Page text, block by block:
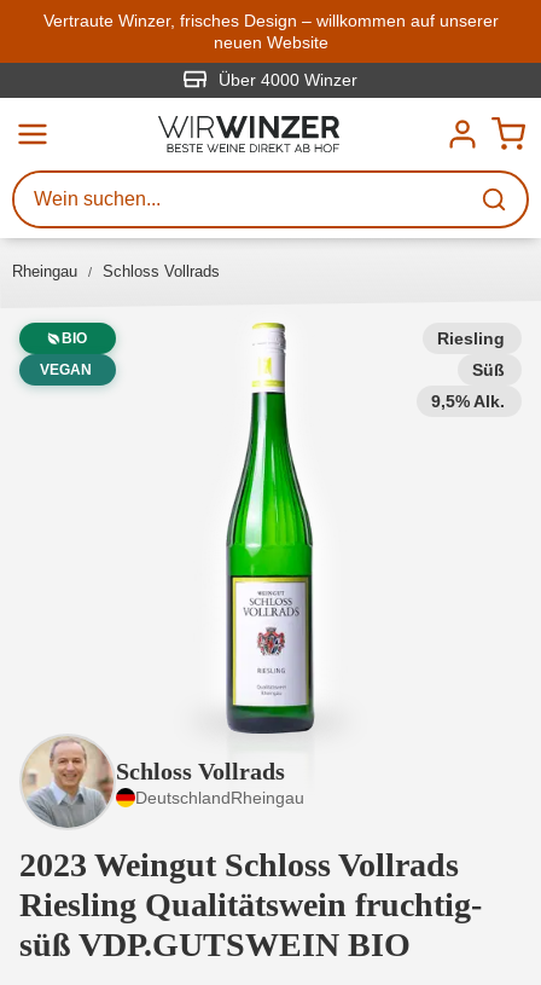
Zum Hauptinhalt springen
Vertraute Winzer, frisches Design – willkommen auf unserer
neuen Website
Über 4000 Winzer
Rheingau Schloss Vollrads
Riesling
Süß
9,5% Alk.
BIO
VEGAN
Schloss Vollrads
DeutschlandRheingau
2023 Weingut Schloss Vollrads
Riesling Qualitätswein fruchtig-
süß VDP.GUTSWEIN BIO
Weinsuche
Mindestens 3 Zeichen eingeben
Beschreiben Sie, welchen Wein
Sie suchen – ob nach Geschmack,